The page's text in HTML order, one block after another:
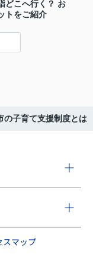
どこへ行く？ お
トをご紹介
の子育て支援制度とは
スマップ